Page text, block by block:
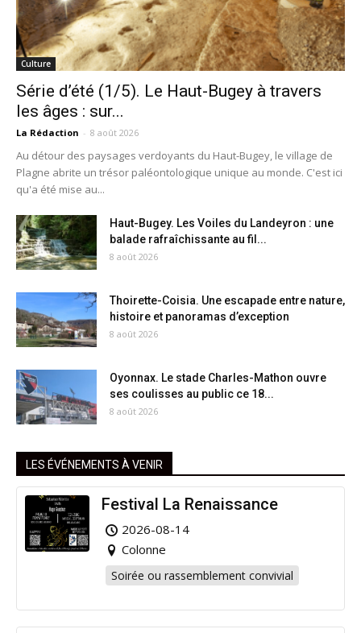
Culture
Série d’été (1/5). Le Haut-Bugey à travers
les âges : sur...
La Rédaction - 8 août 2026
Au détour des paysages verdoyants du Haut-Bugey, le village de
Plagne abrite un trésor paléontologique unique au monde. C'est ici
qu'a été mise au...
Haut-Bugey. Les Voiles du Landeyron : une
balade rafraîchissante au fil...
8 août 2026
Thoirette-Coisia. Une escapade entre nature,
histoire et panoramas d’exception
8 août 2026
Oyonnax. Le stade Charles-Mathon ouvre
ses coulisses au public ce 18...
8 août 2026
LES ÉVÉNEMENTS À VENIR
Festival La Renaissance
2026-08-14
Colonne
Soirée ou rassemblement convivial